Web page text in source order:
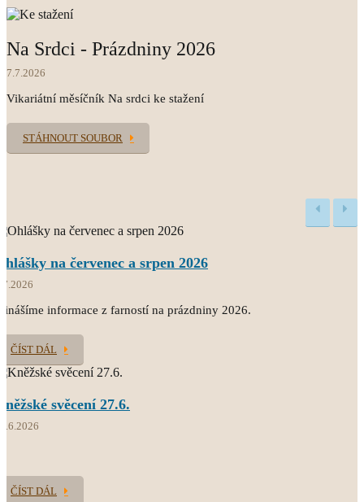
Na Srdci - Prázdniny 2026
7.7.2026
Vikariátní měsíčník Na srdci ke stažení
STÁHNOUT SOUBOR
na červenec a srpen 2026
informace z farností na prázdniny 2026.
ČÍST DÁL
svěcení 27.6.
ČÍST DÁL